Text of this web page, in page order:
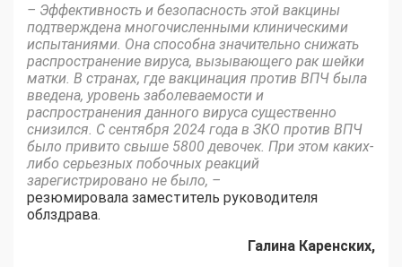
– Эффективность и безопасность этой вакцины
подтверждена многочисленными клиническими
испытаниями. Она способна значительно снижать
распространение вируса, вызывающего рак шейки
матки. В странах, где вакцинация против ВПЧ была
введена, уровень заболеваемости и
распространения данного вируса существенно
снизился. С сентября 2024 года в ЗКО против ВПЧ
было привито свыше 5800 девочек. При этом каких-
либо серьезных побочных реакций
зарегистрировано не было, –
резюмировала заместитель руководителя
облздрава.
Галина Каренских,